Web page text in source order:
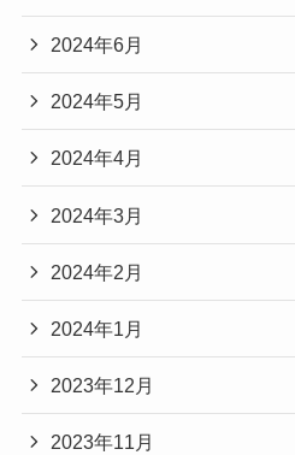
2024年6月
2024年5月
2024年4月
2024年3月
2024年2月
2024年1月
2023年12月
2023年11月